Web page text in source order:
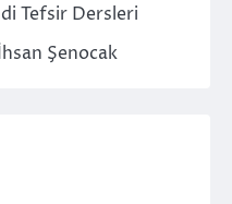
Tefsir Dersleri
Şenocak